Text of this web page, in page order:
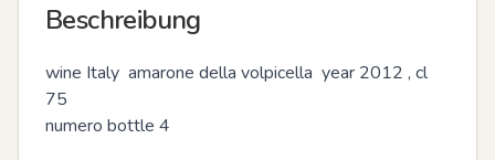
Beschreibung
wine Italy  amarone della volpicella  year 2012 , cl
75
numero bottle 4